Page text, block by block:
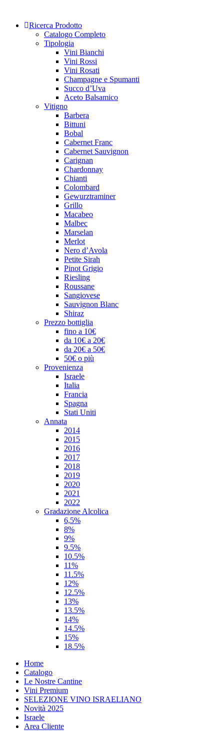
content Ricerca Prodotto
Catalogo Completo
Tipologia
Vini Bianchi
Vini Rossi
Vini Rosati
Champagne e Spumanti
Succo d’Uva
Aceto Balsamico
Vitigno
Barbera
Bittuni
Bobal
Cabernet Franc
Cabernet Sauvignon
Carignan
Chardonnay
Chianti
Colombard
Gewurztraminer
Grillo
Macabeo
Malbec
Marselan
Merlot
Nero d’Avola
Petite Sirah
Pinot Grigio
Riesling
Roussane
Sangiovese
Sauvignon Blanc
Shiraz
Prezzo bottiglia
fino a 10€
da 10€ a 20€
da 20€ a 50€
50€ o più
Provenienza
Israele
Italia
Francia
Spagna
Stati Uniti
Annata
2014
2015
2016
2017
2018
2019
2020
2021
2022
Gradazione Alcolica
6,5%
8%
9%
9.5%
10.5%
11%
11.5%
12%
12.5%
13%
13.5%
14%
14.5%
15%
18.5%
Home
Catalogo
Le Nostre Cantine
Vini Premium
SELEZIONE VINO ISRAELIANO
Novità 2025
Israele
Area Cliente